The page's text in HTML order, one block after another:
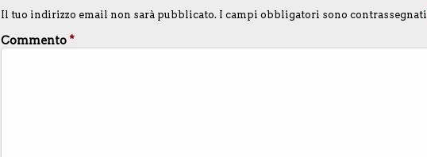
Il tuo indirizzo email non sarà pubblicato. I campi obbligatori sono contrassegnati
Commento*